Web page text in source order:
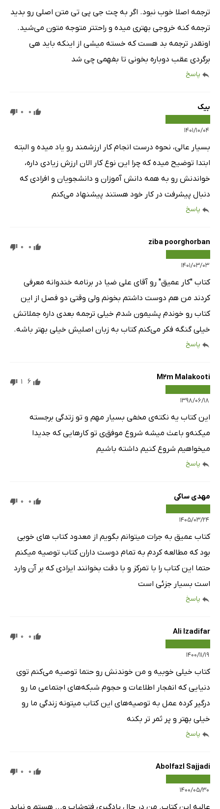
ترجمه اصلا خوب نبود. اگر به چت جی پی تی متن اصلی رو بدید
ترجمه کنه خروجی بهتری میده و راحتتر متوجه متون می‌شید.
اونقدر ترجمه بد هست که خسته میشی از اینکه باید هی
برگردی عقب دوباره بخونی تا بفهمی چی شد
پاسخ
بیک
۱۴۰۱/۱۰/۰۴
0
0
بسیار عالی، نحوه درست انجام کار ارزشمند رو یاد میده و البته
ابتدا توضیح میده که چرا این نوع کار الان ارزش زیادی داره،
خواندنش رو به همه دانش آموزان و دانشجویان و افرادی که
دنبال پیشرفت در کار خود هستند پیشنهاد می‌کنم
پاسخ
ziba poorghorban
۱۴۰۱/۰۳/۰۳
0
0
کتاب "کار عمیق" رو آقای علی ضیا در برنامه خندوانه معرفی
کردند من هم دوست داشتم بخونم ولی وقتی دو فصل از این
کتاب رو خوندم پشیمون شدم خیلی ترجمه بعدی داره جملاتش
خیلی گنگه فکر می‌کنم کتاب به زبان اصلیش خیلی بهتر باشه.
پاسخ
M2m Malakooti
۱۳۹۸/۰۶/۱۸
6
1
این کتاب یه نکته‌ی مخفی بسیار مهم و تو زتدگی برجسته
میکنه‌و باعث میشه شروع موفق‌ی تو کارهایی که جدیدا
میخواهیم شروع کنیم داشته باشیم
پاسخ
مهدی ساکی
۱۴۰۵/۰۳/۲۴
0
0
کتاب عمیق به جرات میتوانم بگویم از معدود کتاب های خوبی
بود که مطالعه کردم به تمام دوست داران کتاب توصیه میکنم
حتما این کتاب را با تمرکز و با دقت بخوانند ایرادی که بر آن وارد
است بسیار جزئی است
پاسخ
Ali Izadifar
۱۴۰۰/۱۱/۱۹
0
0
کتاب خیلی خوبیه و من خوندنش رو حتما توصیه می‌کنم توی
دنیایی که انفجار اطلاعات و حجوم شبکه‌های اجتماعی ما رو
درگیر کرده عمل به توصیه‌های این کتاب میتونه زندگی ما رو
خیلی بهتر و پر ثمر تر بکنه
پاسخ
Abolfazl Sajjadi
۱۴۰۰/۰۵/۳۰
0
0
عالیه این کتاب. من در حال یادگیری فتوشاپ و... هستم و نباید